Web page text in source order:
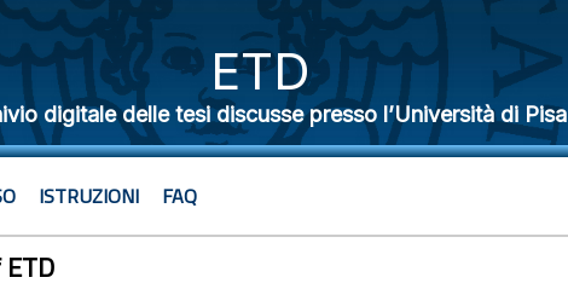
ETD
digitale delle tesi discusse presso l’Università di Pisa
ISTRUZIONI FAQ